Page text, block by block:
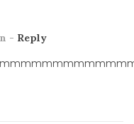
- Reply